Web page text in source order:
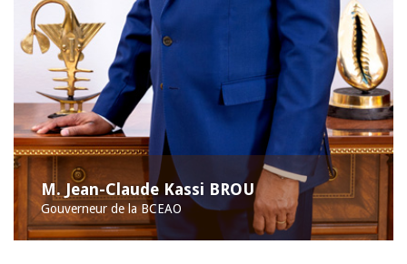
M. Jean-Claude Kassi BROU
Gouverneur de la BCEAO